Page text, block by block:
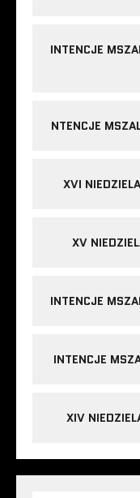
INTENCJE
NTENCJE
XVI
XV
INTENCJE
INTENCJE
XIV